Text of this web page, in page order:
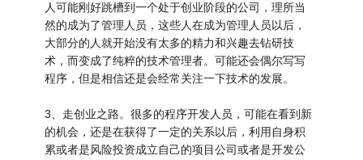
人可能刚好跳槽到一个处于创业阶段的公司，理所当
然的成为了管理人员，这些人在成为管理人员以后，
大部分的人就开始没有太多的精力和兴趣去钻研技
术，而变成了纯粹的技术管理者。可能还会偶尔写写
程序，但是相信还是会经常关注一下技术的发展。
3、走创业之路。很多的程序开发人员，可能在看到新
的机会，还是在获得了一定的关系以后，利用自身积
累或者是风险投资成立自己的项目公司或者是开发公